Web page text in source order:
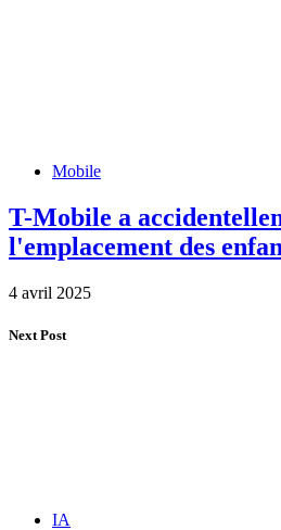
Mobile
T-Mobile a
l'emplacement des
4 avril 2025
Next Post
IA